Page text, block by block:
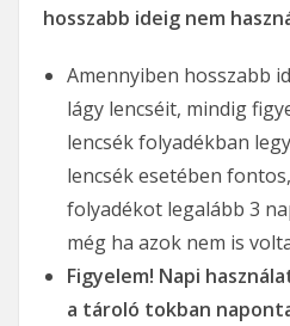
hosszabb ideig nem
Amennyiben hosszabb
lágy lencséit, mindig
lencsék folyadékban
lencsék esetében
folyadékot legalább 3
még ha azok nem is
Figyelem! Napi
a tároló tokban